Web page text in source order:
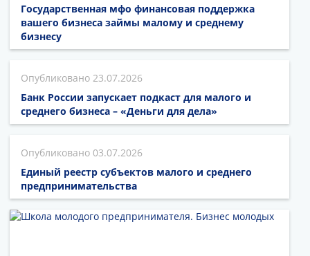
Государственная мфо финансовая поддержка
вашего бизнеса займы малому и среднему
бизнесу
23.07.2026
Банк России запускает подкаст для малого и
среднего бизнеса – «Деньги для дела»
03.07.2026
Единый реестр субъектов малого и среднего
предпринимательства